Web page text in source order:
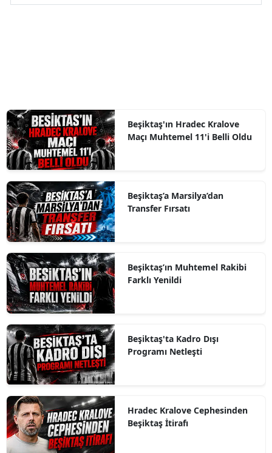
Beşiktaş'ın Hradec Kralove
Maçı Muhtemel 11'i Belli Oldu
Beşiktaş’a Marsilya’dan
Transfer Fırsatı
Beşiktaş’ın Muhtemel Rakibi
Farklı Yenildi
Beşiktaş'ta Kadro Dışı
Programı Netleşti
Hradec Kralove Cephesinden
Beşiktaş İtirafı